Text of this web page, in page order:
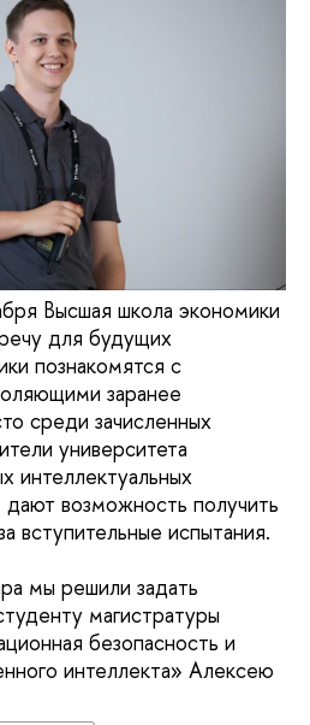
Высшая школа экономики
для будущих
познакомятся с
заранее
среди зачисленных
университета
интеллектуальных
дают возможность получить
вступительные испытания.
мы решили задать
магистратуры
безопасность и
интеллекта» Алексею